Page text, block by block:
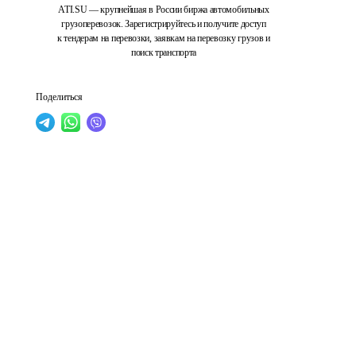
ATI.SU — крупнейшая в России биржа автомобильных
грузоперевозок. Зарегистрируйтесь и получите доступ
к тендерам на перевозки, заявкам на перевозку грузов и
поиск транспорта
Поделиться